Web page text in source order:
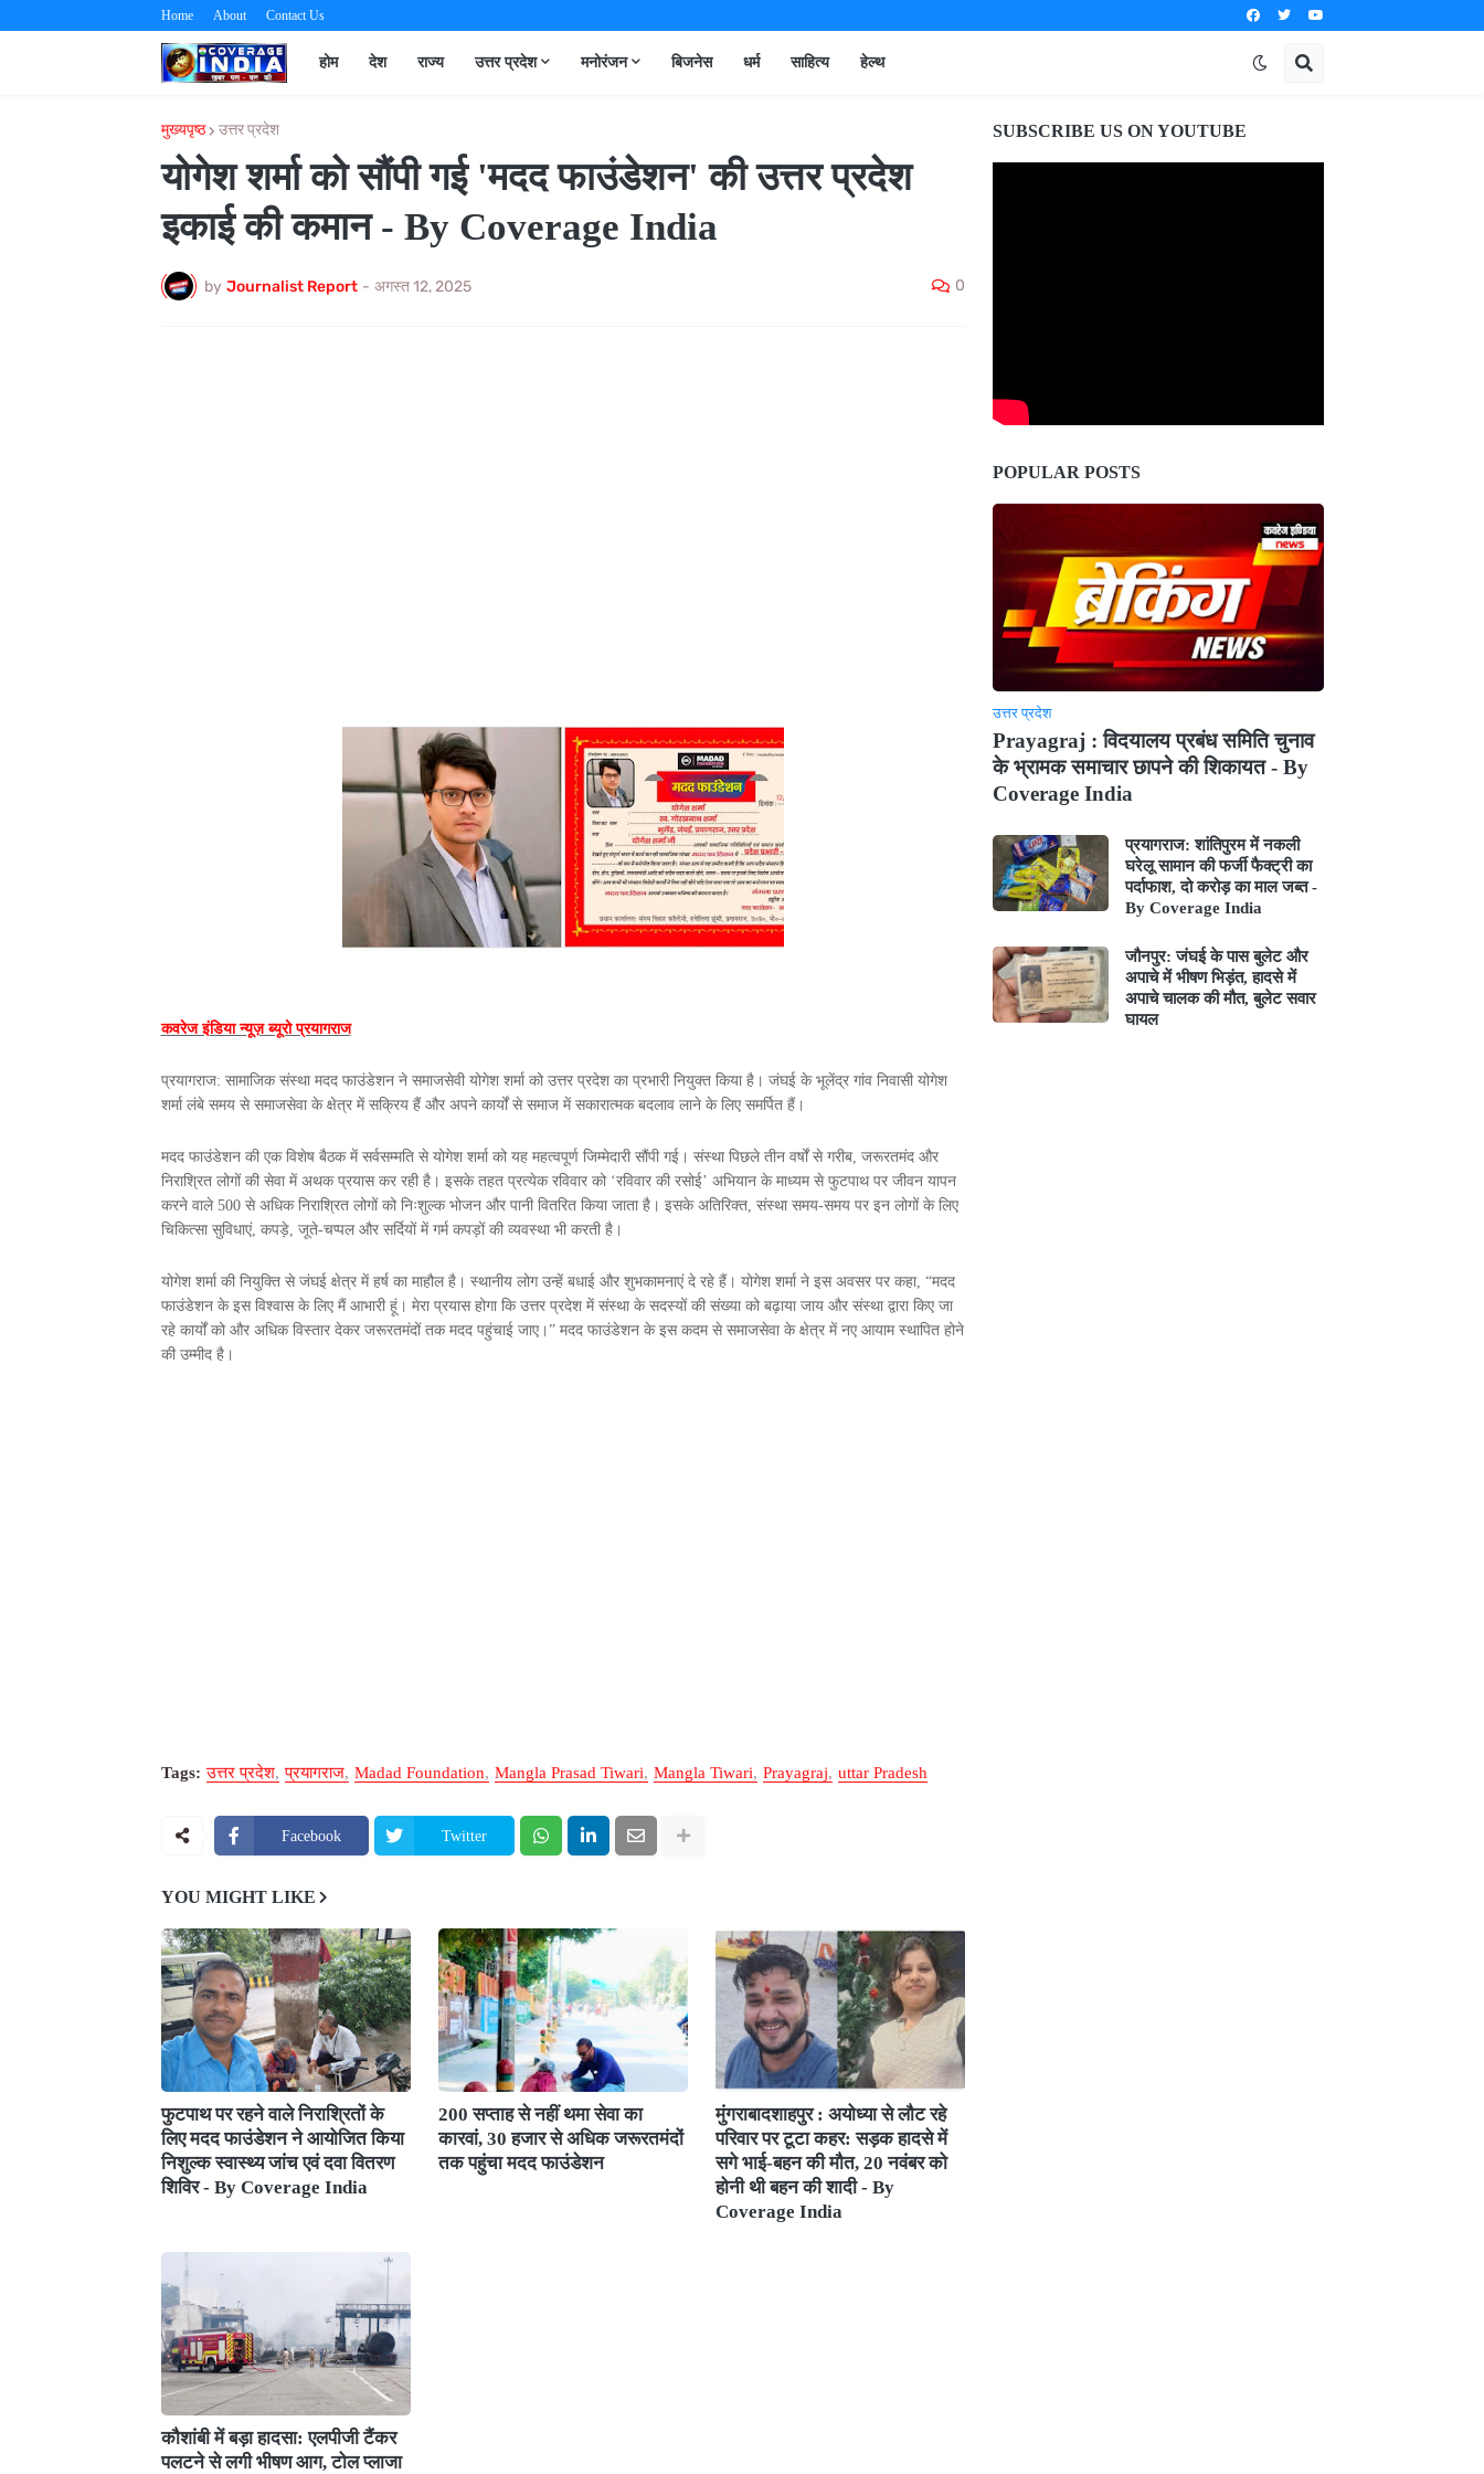
Home About Contact Us
होम देश राज्य उत्तर प्रदेश मनोरंजन बिजनेस धर्म साहित्य हेल्थ
मुख्यपृष्ठ उत्तर प्रदेश
योगेश शर्मा को सौंपी गई 'मदद फाउंडेशन' की उत्तर प्रदेश
इकाई की कमान - By Coverage India
by Journalist Report - अगस्त 12, 2025 0
कवरेज इंडिया न्यूज़ ब्यूरो प्रयागराज
प्रयागराज: सामाजिक संस्था मदद फाउंडेशन ने समाजसेवी योगेश शर्मा को उत्तर प्रदेश का प्रभारी नियुक्त किया है। जंघई के भूलेंद्र गांव निवासी योगेश
शर्मा लंबे समय से समाजसेवा के क्षेत्र में सक्रिय हैं और अपने कार्यों से समाज में सकारात्मक बदलाव लाने के लिए समर्पित हैं।
मदद फाउंडेशन की एक विशेष बैठक में सर्वसम्मति से योगेश शर्मा को यह महत्वपूर्ण जिम्मेदारी सौंपी गई। संस्था पिछले तीन वर्षों से गरीब, जरूरतमंद और
निराश्रित लोगों की सेवा में अथक प्रयास कर रही है। इसके तहत प्रत्येक रविवार को ‘रविवार की रसोई’ अभियान के माध्यम से फुटपाथ पर जीवन यापन
करने वाले 500 से अधिक निराश्रित लोगों को निःशुल्क भोजन और पानी वितरित किया जाता है। इसके अतिरिक्त, संस्था समय-समय पर इन लोगों के लिए
चिकित्सा सुविधाएं, कपड़े, जूते-चप्पल और सर्दियों में गर्म कपड़ों की व्यवस्था भी करती है।
योगेश शर्मा की नियुक्ति से जंघई क्षेत्र में हर्ष का माहौल है। स्थानीय लोग उन्हें बधाई और शुभकामनाएं दे रहे हैं। योगेश शर्मा ने इस अवसर पर कहा, “मदद
फाउंडेशन के इस विश्वास के लिए मैं आभारी हूं। मेरा प्रयास होगा कि उत्तर प्रदेश में संस्था के सदस्यों की संख्या को बढ़ाया जाय और संस्था द्वारा किए जा
रहे कार्यों को और अधिक विस्तार देकर जरूरतमंदों तक मदद पहुंचाई जाए।” मदद फाउंडेशन के इस कदम से समाजसेवा के क्षेत्र में नए आयाम स्थापित होने
की उम्मीद है।
Tags: उत्तर प्रदेश प्रयागराज Madad Foundation Mangla Prasad Tiwari Mangla Tiwari Prayagraj uttar Pradesh
Facebook Twitter
YOU MIGHT LIKE
फुटपाथ पर रहने वाले निराश्रितों के
लिए मदद फाउंडेशन ने आयोजित किया
निशुल्क स्वास्थ्य जांच एवं दवा वितरण
शिविर - By Coverage India
200 सप्ताह से नहीं थमा सेवा का
कारवां, 30 हजार से अधिक जरूरतमंदों
तक पहुंचा मदद फाउंडेशन
मुंगराबादशाहपुर : अयोध्या से लौट रहे
परिवार पर टूटा कहर: सड़क हादसे में
सगे भाई-बहन की मौत, 20 नवंबर को
होनी थी बहन की शादी - By
Coverage India
कौशांबी में बड़ा हादसा: एलपीजी टैंकर
पलटने से लगी भीषण आग, टोल प्लाजा
SUBSCRIBE US ON YOUTUBE
POPULAR POSTS
उत्तर प्रदेश
Prayagraj : विदयालय प्रबंध समिति चुनाव
के भ्रामक समाचार छापने की शिकायत - By
Coverage India
प्रयागराज: शांतिपुरम में नकली
घरेलू सामान की फर्जी फैक्ट्री का
पर्दाफाश, दो करोड़ का माल जब्त -
By Coverage India
जौनपुर: जंघई के पास बुलेट और
अपाचे में भीषण भिड़ंत, हादसे में
अपाचे चालक की मौत, बुलेट सवार
घायल